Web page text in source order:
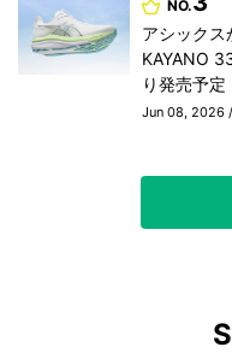
NO.
アシックス
KAYANO
り発売予定
Jun 08, 2026 /